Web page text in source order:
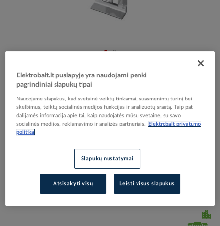
the
images
gallery
Fiksatorius lovelio dangčio loveliams, netinka
kopėčioms DKU A2 - OBO BETTERMANN
Elektrobalt prekės kodas
010794
EAN kodas
Gamintojo prekės kodas
Prisijunkite, norėdami pamatyti kainas
Įtraukti į palyginimą
Elektrobalt.lt puslapyje yra naudojami penki
pagrindiniai slapukų tipai
Naudojame slapukus, kad svetainė veiktų tinkamai, suasmenintų turinį bei
skelbimus, teiktų socialinės medijos funkcijas ir analizuotų srautą. Taip pat
dalijamės informacija apie tai, kaip naudojatės mūsų svetaine, su savo
socialinės medijos, reklamavimo ir analizės partneriais.
Elektrobalt privatumo
politika
Slapukų nustatymai
Atsisakyti visų Leisti visus slapukus